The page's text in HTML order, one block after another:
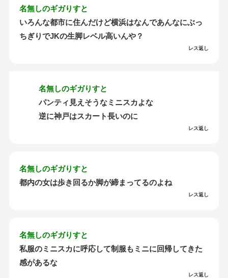
名無しのギガりすと
いろんな都市に住んだけど横浜はなんであんなにぶっ
ちぎりでJKの生脚レベル高いんや？
レス返し
名無しのギガりすと
パンティ見えそうなミニスカよな
逆に神戸はスカート長いのに
レス返し
名無しのギガりすと
都内の女は歩き回るか脚が締まってるのよね
レス返し
名無しのギガりすと
私服のミニスカに呼応して制服もミニに回帰してきた
感があるな
レス返し